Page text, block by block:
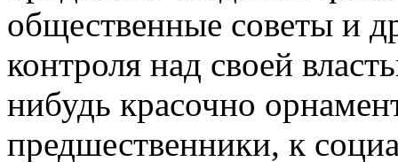
общественные советы и
контроля над своей
нибудь красочно
предшественники, к